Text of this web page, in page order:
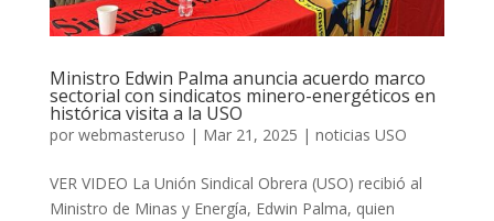
Ministro Edwin Palma anuncia acuerdo marco
sectorial con sindicatos minero-energéticos en
histórica visita a la USO
por webmasteruso | Mar 21, 2025 | noticias USO
VER VIDEO La Unión Sindical Obrera (USO) recibió al
Ministro de Minas y Energía, Edwin Palma, quien